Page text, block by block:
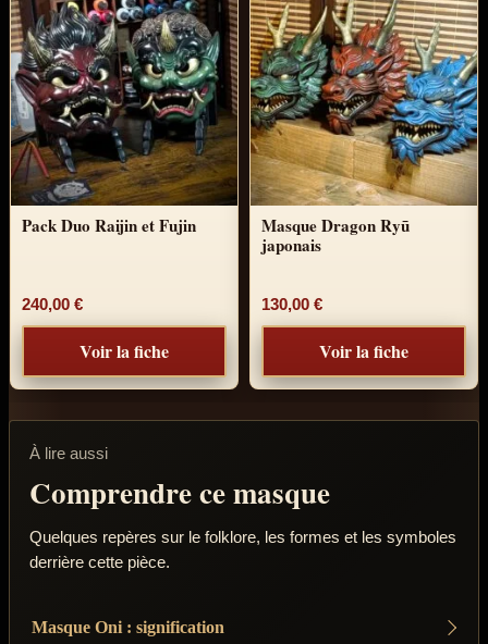
Pack Duo Raijin et Fujin
240,00 €
Voir la fiche
Masque Dragon Ryū
japonais
130,00 €
Voir la fiche
À lire aussi
Comprendre ce masque
Quelques repères sur le folklore, les formes et les symboles
derrière cette pièce.
Masque Oni : signification